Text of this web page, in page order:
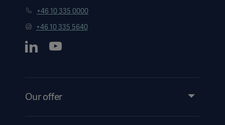
+46 10 335 0000
+46 10 335 5640
Our offer